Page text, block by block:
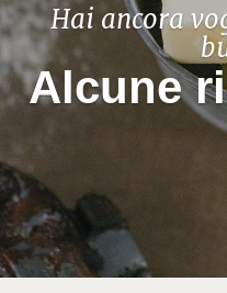
Hai ancora
Alcune